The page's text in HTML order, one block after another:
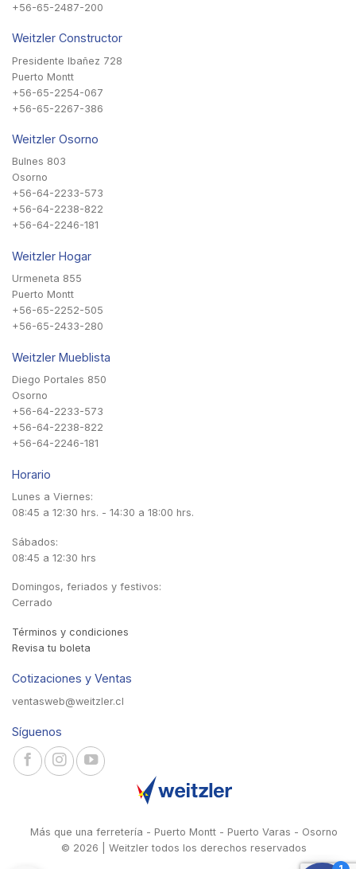
+56-65-2487-200
Weitzler Constructor
Presidente Ibañez 728
Puerto Montt
+56-65-2254-067
+56-65-2267-386
Weitzler Osorno
Bulnes 803
Osorno
+56-64-2233-573
+56-64-2238-822
+56-64-2246-181
Weitzler Hogar
Urmeneta 855
Puerto Montt
+56-65-2252-505
+56-65-2433-280
Weitzler Mueblista
Diego Portales 850
Osorno
+56-64-2233-573
+56-64-2238-822
+56-64-2246-181
Horario
Lunes a Viernes:
08:45 a 12:30 hrs. - 14:30 a 18:00 hrs.
Sábados:
08:45 a 12:30 hrs
Domingos, feriados y festivos:
Cerrado
Términos y condiciones
Revisa tu boleta
Cotizaciones y Ventas
ventasweb@weitzler.cl
Síguenos
Más que una ferretería - Puerto Montt - Puerto Varas - Osorno
© 2026 | Weitzler todos los derechos reservados